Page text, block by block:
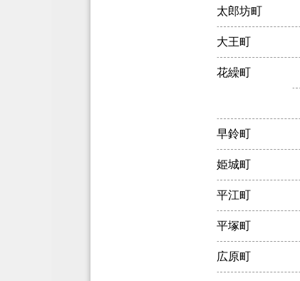
太郎坊町
大王町
花繰町
早鈴町
姫城町
平江町
平塚町
広原町